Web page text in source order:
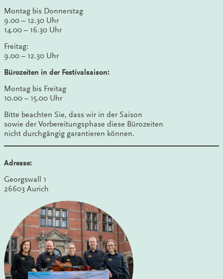
Montag bis Donnerstag
9.00 – 12.30 Uhr
14.00 – 16.30 Uhr
Freitag:
9.00 – 12.30 Uhr
Bürozeiten in der Festivalsaison:
Montag bis Freitag
10.00 – 15.00 Uhr
Bitte beachten Sie, dass wir in der Saison
sowie der Vorbereitungsphase diese Bürozeiten
nicht durchgängig garantieren können.
Adresse:
Georgswall 1
26603 Aurich